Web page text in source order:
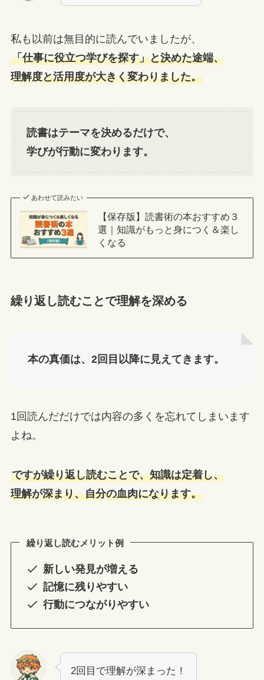
私も以前は無目的に読んでいましたが、
「仕事に役立つ学びを探す」と決めた途端、
理解度と活用度が大きく変わりました。
読書はテーマを決めるだけで、
学びが行動に変わります。
あわせて読みたい
【保存版】読書術の本おすすめ３
選｜知識がもっと身につく＆楽し
くなる
繰り返し読むことで理解を深める
本の真価は、2回目以降に見えてきます。
1回読んだだけでは内容の多くを忘れてしまいます
よね。
ですが繰り返し読むことで、知識は定着し、
理解が深まり、自分の血肉になります。
繰り返し読むメリット例
新しい発見が増える
記憶に残りやすい
行動につながりやすい
2回目で理解が深まった！